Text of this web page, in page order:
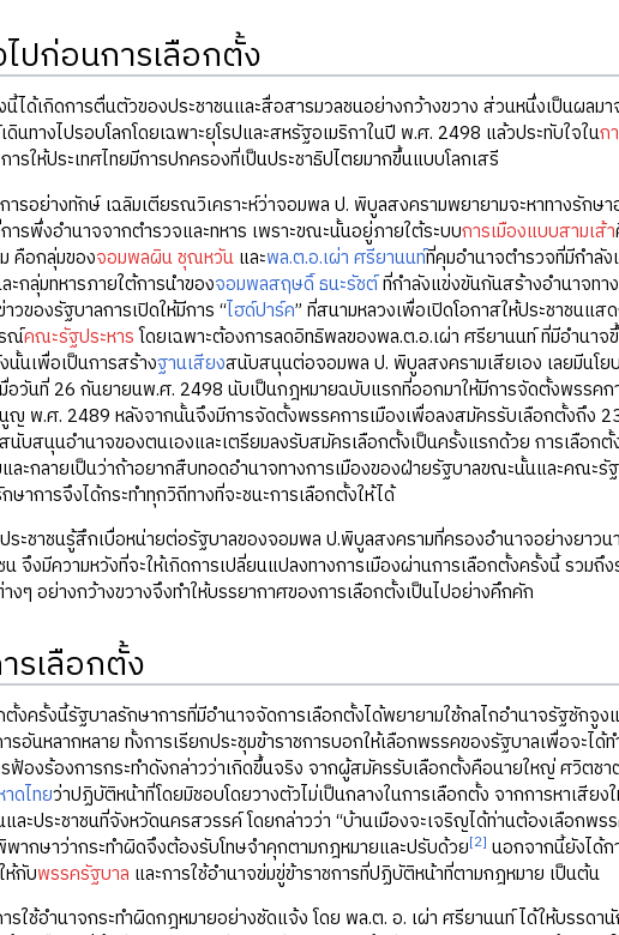
ปก่อนการเลือกตั้ง
นี้ได้เกิดการตื่นตัวของประชาชนและสื่อสารมวลชนอย่างกว้างขวาง ส่วนหนึ่งเป็นผลม
นทางไปรอบโลกโดยเฉพาะยุโรปและสหรัฐอเมริกาในปี พ.ศ. 2498 แล้วประทับใจในก
ารให้ประเทศไทยมีการปกครองที่เป็นประชาธิปไตยมากขึ้นแบบโลกเสรี
ารอย่างทักษ์ เฉลิมเตียรณวิเคราะห์ว่าจอมพล ป. พิบูลสงครามพยายามจะหาทางรัก
ารพึ่งอำนาจจากตำรวจและทหาร เพราะขณะนั้นอยู่ภายใต้ระบบการเมืองแบบสามเส้า
คือกลุ่มของจอมพลผิน ชุณหวันและพล.ต.อ.เผ่า ศรียานนท์ที่คุมอำนาจตำรวจที่มีกำลั
ะกลุ่มทหารภายใต้การนำของจอมพลสฤษดิ์ ธนะรัชต์ที่กำลังแข่งขันกันสร้างอำนาจทา
ของรัฐบาลการเปิดให้มีการ “ไฮด์ปาร์ค” ที่สนามหลวงเพื่อเปิดโอกาสให้ประชาชนแส
ณ์คณะรัฐประหารโดยเฉพาะต้องการลดอิทธิพลของพล.ต.อ.เผ่า ศรียานนท์ ที่มีอำนา
นั้นเพื่อเป็นการสร้างฐานเสียงสนับสนุนต่อจอมพล ป. พิบูลสงครามเสียเอง เลยมีนโย
มื่อวันที่ 26 กันยายนพ.ศ. 2498 นับเป็นกฎหมายฉบับแรกที่ออกมาให้มีการจัดตั้งพรรค
ญ พ.ศ. 2489 หลังจากนั้นจึงมีการจัดตั้งพรรคการเมืองเพื่อลงสมัครรับเลือกตั้งถึง
นับสนุนอำนาจของตนเองและเตรียมลงรับสมัครเลือกตั้งเป็นครั้งแรกด้วย การเลือก
ละกลายเป็นว่าถ้าอยากสืบทอดอำนาจทางการเมืองของฝ่ายรัฐบาลขณะนั้นและคณะ
ษาการจึงได้กระทำทุกวิถีทางที่จะชนะการเลือกตั้งให้ได้
ระชาชนรู้สึกเบื่อหน่ายต่อรัฐบาลของจอมพล ป.พิบูลสงครามที่ครองอำนาจอย่างยาวน
จึงมีความหวังที่จะให้เกิดการเปลี่ยนแปลงทางการเมืองผ่านการเลือกตั้งครั้งนี้ รวม
ๆ อย่างกว้างขวางจึงทำให้บรรยากาศของการเลือกตั้งเป็นไปอย่างคึกคัก
รเลือกตั้ง
งครั้งนี้รัฐบาลรักษาการที่มีอำนาจจัดการเลือกตั้งได้พยายามใช้กลไกอำนาจรัฐชักจูง
รอันหลากหลาย ทั้งการเรียกประชุมข้าราชการบอกให้เลือกพรรคของรัฐบาลเพื่อจะ
ฟ้องร้องการกระทำดังกล่าวว่าเกิดขึ้นจริง จากผู้สมัครรับเลือกตั้งคือนายใหญ่ ศวิตชา
ดไทยว่าปฏิบัติหน้าที่โดยมิชอบโดยวางตัวไม่เป็นกลางในการเลือกตั้ง จากการหาเสีย
ะประชาชนที่จังหวัดนครสวรรค์ โดยกล่าวว่า “บ้านเมืองจะเจริญได้ท่านต้องเลือกพร
ากษาว่ากระทำผิดจึงต้องรับโทษจำคุกตามกฎหมายและปรับด้วย[2] นอกจากนี้ยังได้
ห้กับพรรครัฐบาล และการใช้อำนาจข่มขู่ข้าราชการที่ปฏิบัติหน้าที่ตามกฎหมาย เป็นต้น
ใช้อำนาจกระทำผิดกฎหมายอย่างชัดแจ้ง โดย พล.ต. อ. เผ่า ศรียานนท์ ได้ให้บรรดา